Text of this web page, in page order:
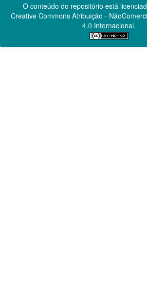
O conteúdo do repositório está
Creative CommonsAtribuição -
4.0 Internacional.